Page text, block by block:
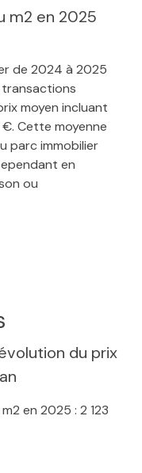
m2 en 2025
de 2024 à 2025
transactions
moyen incluant
Cette moyenne
parc immobilier
en
ou
du prix
en 2025 : 2 123